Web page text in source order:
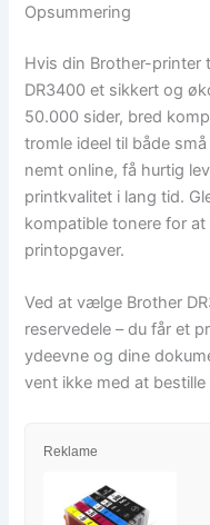
Opsummering
Hvis din Brother-printer
DR3400 et sikkert og
50.000 sider, bred
tromle ideel til både
nemt online, få hurtig
printkvalitet i lang tid.
kompatible tonere for
printopgaver.
Ved at vælge Brother
reservedele – du får et
ydeevne og dine
vent ikke med at
Reklame